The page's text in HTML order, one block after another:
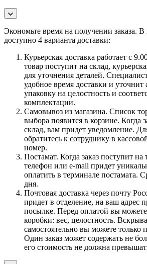
Экономьте время на получении заказа. В
доступно 4 варианта доставки:
Курьерская доставка работает с
товар поступит на склад,
для уточнения деталей.
удобное время доставки и уточнит
упаковку на целостность и
комплектации.
Самовывоз из магазина. Список
выбора появится в корзине. Когда
склад, вам придет уведомление.
обратитесь к сотруднику в
номер.
Постамат. Когда заказ поступит на
телефон или e-mail придет
оплатить в терминале постамата.
дня.
Почтовая доставка через почту
придет в отделение, на ваш адрес
посылке. Перед оплатой вы
коробки: вес, целостность.
самостоятельно вы можете только
Один заказ может содержать не
его стоимость не должна